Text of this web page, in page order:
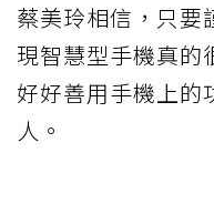
蔡美玲相信，只要
現智慧型手機真的
好好善用手機上的
人。